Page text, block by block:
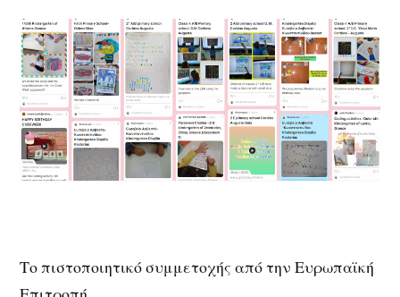
Το πιστοποιητικό συμμετοχής από την Ευρωπαϊκή